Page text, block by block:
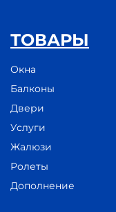
ТОВАРЫ
Окна
Балконы
Двери
Услуги
Жалюзи
Ролеты
Дополнение